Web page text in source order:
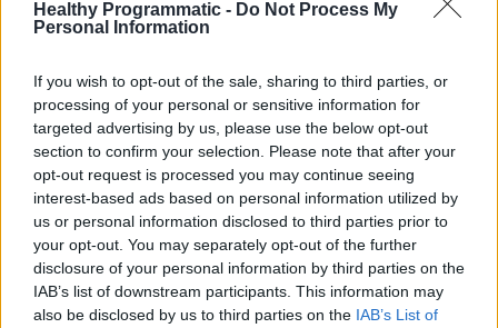
Healthy Programmatic - Do Not Process My
Personal Information
If you wish to opt-out of the sale, sharing to third parties, or
processing of your personal or sensitive information for
targeted advertising by us, please use the below opt-out
section to confirm your selection. Please note that after your
opt-out request is processed you may continue seeing
interest-based ads based on personal information utilized by
us or personal information disclosed to third parties prior to
your opt-out. You may separately opt-out of the further
disclosure of your personal information by third parties on the
IAB’s list of downstream participants. This information may
also be disclosed by us to third parties on the IAB’s List of
Symptomkontrolle verhindert werden.
Alginat ist nicht gleich Alginat
Gaviscon ist das einzige zugelassene Arzneimittel mit
Alginat gegen Reflux. In der aktualisierten S2k-Leitlinie
zur gastroösophagealen Refluxkrankheit und
eosinophilen Ösophagitis wird die Evidenzlage zu
Alginaten überwiegend auf Basis von Studien mit